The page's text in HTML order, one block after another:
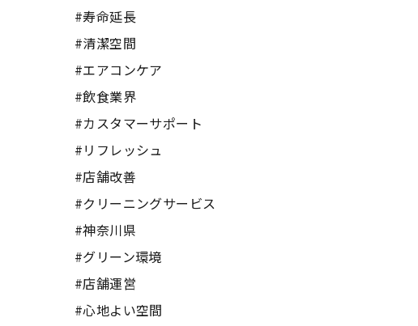
#寿命延長
#清潔空間
#エアコンケア
#飲食業界
#カスタマーサポート
#リフレッシュ
#店舗改善
#クリーニングサービス
#神奈川県
#グリーン環境
#店舗運営
#心地よい空間